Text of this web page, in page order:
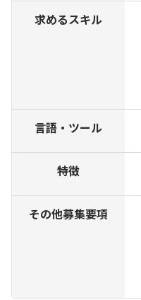
求めるスキル
言語・ツール
特徴
その他募集要項